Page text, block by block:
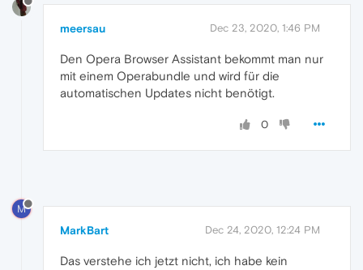
meersau Dec 23, 2020, 1:46 PM
Den Opera Browser Assistant bekommt man nur
mit einem Operabundle und wird für die
automatischen Updates nicht benötigt.
0
M
MarkBart Dec 24, 2020, 12:24 PM
Das verstehe ich jetzt nicht, ich habe kein